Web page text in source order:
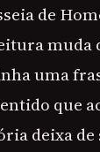
de
muda
uma
que
deixa